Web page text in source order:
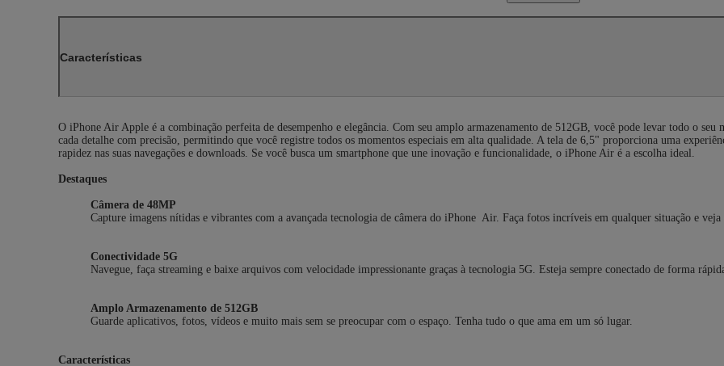
Características
O iPhone Air Apple é a combinação perfeita de desempenho e elegância. Com seu amplo armazenamento de 512GB, você pode levar todo o seu
cada detalhe com precisão, permitindo que você registre todos os momentos especiais em alta qualidade. A tela de 6,5" proporciona uma
rapidez nas suas navegações e downloads. Se você busca um smartphone que une inovação e funcionalidade, o iPhone Air é a escolha ideal.
Destaques
Câmera de 48MP
Capture imagens nítidas e vibrantes com a avançada tecnologia de câmera do iPhone Air. Faça fotos incríveis em qualquer situação e veja
Conectividade 5G
Navegue, faça streaming e baixe arquivos com velocidade impressionante graças à tecnologia 5G. Esteja sempre conectado de forma
Amplo Armazenamento de 512GB
Guarde aplicativos, fotos, vídeos e muito mais sem se preocupar com o espaço. Tenha tudo o que ama em um só lugar.
Características